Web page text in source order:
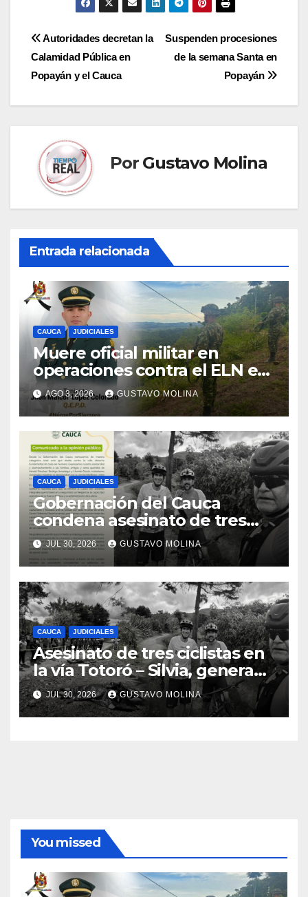
Navegación
de
entradas
Suspenden procesiones
de la semana Santa en
Popayán
Autoridades decretan la
Calamidad Pública en
Popayán y el Cauca
Por Gustavo Molina
Entrada relacionada
CAUCA JUDICIALES
Muere oficial militar en
operaciones contra el ELN en
el sur del Cauca
AGO 3, 2026 GUSTAVO MOLINA
CAUCA JUDICIALES
Gobernación del Cauca
condena asesinato de tres
ciudadanos y exige medidas
urgentes al Gobierno
Nacional
JUL 30, 2026 GUSTAVO MOLINA
CAUCA JUDICIALES
Asesinato de tres ciclistas en
la vía Totoró – Silvia, genera
consternación en el Cauca
JUL 30, 2026 GUSTAVO MOLINA
You missed